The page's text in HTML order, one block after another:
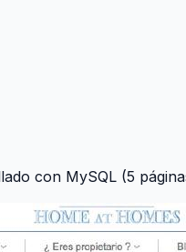
con MySQL (5